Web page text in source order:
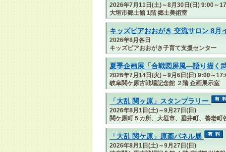
2026年7月11日(土)～8月30日(日) 9:00～
大垣市郷土館 1階 郷土美術室
キッズピアおおがき 交流サロン 8月
2026年8月各日
キッズピアおおがき子育て支援センター
夏季企画展「合戦図屏風―語り描く
2026年7月14日(火)～9月6日(日) 9:00～
岐阜関ケ原古戦場記念館 ２階 企画展示室
「大乱 関ヶ原」スタンプラリー
2026年8月1日(土)～9月27日(日)
関ケ原町５カ所、大垣市、垂井町、養老町
「大乱 関ケ原」原画パネル展
2026年8月1日(土)～9月27日(日)